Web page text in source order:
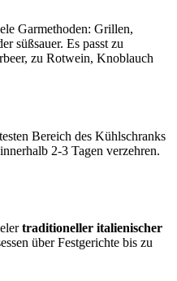
Garmethoden: Grillen,
süßsauer. Es passt zu
zu Rotwein, Knoblauch
Bereich des Kühlschranks
2-3 Tagen verzehren.
traditioneller italienischer
über Festgerichte bis zu